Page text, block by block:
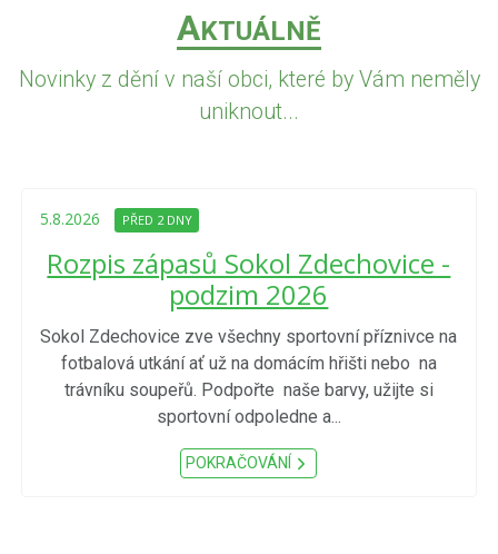
AKTUÁLNĚ
Novinky z dění v naší obci, které by Vám neměly
uniknout...
5.8.2026 PŘED 2 DNY
Rozpis zápasů Sokol Zdechovice -
podzim 2026
Sokol Zdechovice zve všechny sportovní příznivce na
fotbalová utkání ať už na domácím hřišti nebo na
trávníku soupeřů. Podpořte naše barvy, užijte si
sportovní odpoledne a...
POKRAČOVÁNÍ